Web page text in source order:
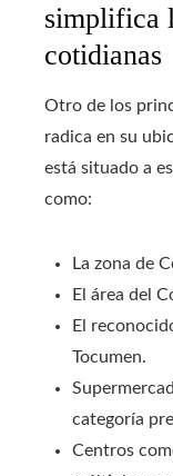
simplifica
cotidianas
Otro de los
radica en su
está situado a
como:
La zona de
El área del
El
Tocumen.
categoría
Centros